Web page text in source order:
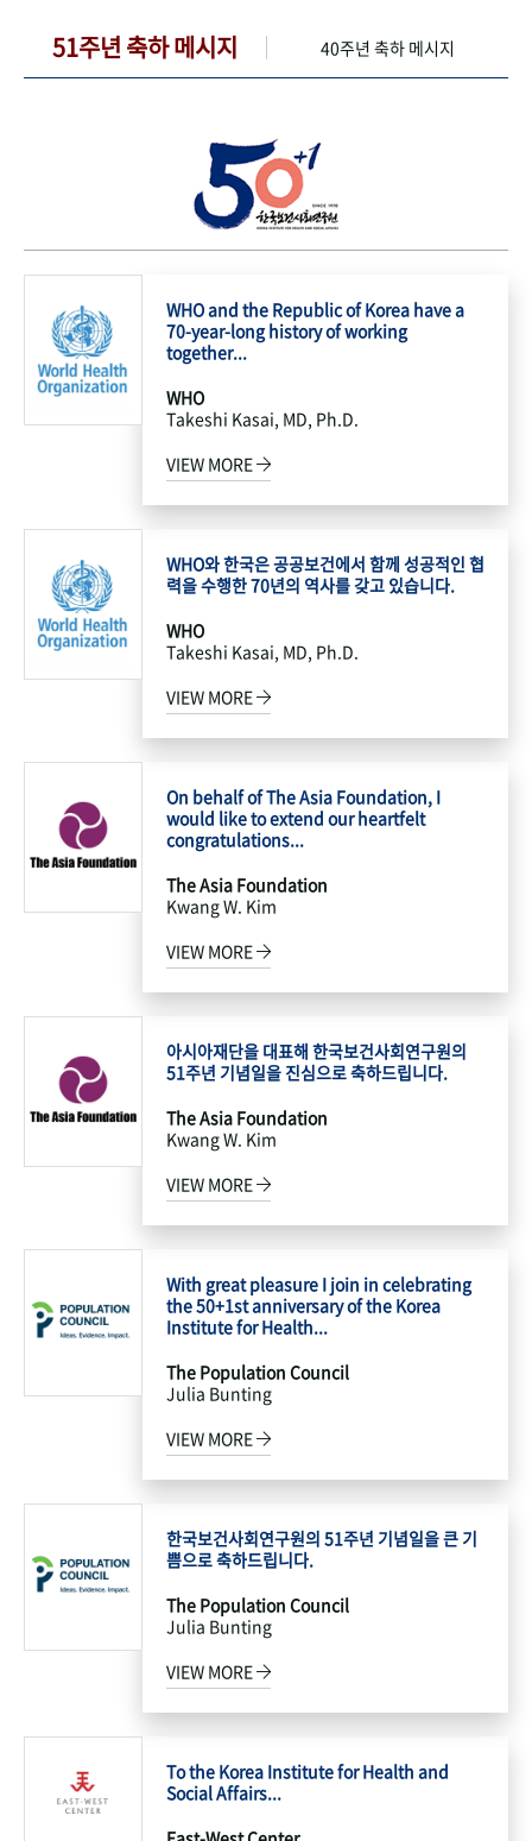
51주년 축하 메시지 40주년 축하 메시지
WHO and the Republic of Korea have a
70-year-long history of working
together...
WHO
Takeshi Kasai, MD, Ph.D.
VIEW MORE
WHO와 한국은 공공보건에서 함께 성공적인 협
력을 수행한 70년의 역사를 갖고 있습니다.
WHO
Takeshi Kasai, MD, Ph.D.
VIEW MORE
On behalf of The Asia Foundation, I
would like to extend our heartfelt
congratulations...
The Asia Foundation
Kwang W. Kim
VIEW MORE
아시아재단을 대표해 한국보건사회연구원의
51주년 기념일을 진심으로 축하드립니다.
The Asia Foundation
Kwang W. Kim
VIEW MORE
With great pleasure I join in celebrating
the 50+1st anniversary of the Korea
Institute for Health...
The Population Council
Julia Bunting
VIEW MORE
한국보건사회연구원의 51주년 기념일을 큰 기
쁨으로 축하드립니다.
The Population Council
Julia Bunting
VIEW MORE
To the Korea Institute for Health and
Social Affairs...